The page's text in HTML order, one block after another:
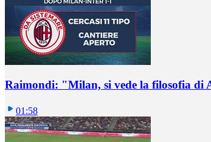
Raimondi: "Milan, si vede la filosofia
01:58